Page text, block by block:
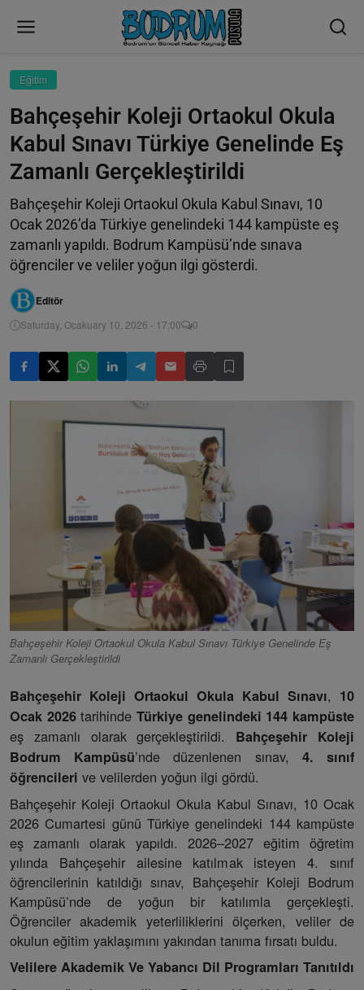
Eğitim
Bahçeşehir Koleji Ortaokul Okula
Kabul Sınavı Türkiye Genelinde Eş
Zamanlı Gerçekleştirildi
Bahçeşehir Koleji Ortaokul Okula Kabul Sınavı, 10
Ocak 2026’da Türkiye genelindeki 144 kampüste eş
zamanlı yapıldı. Bodrum Kampüsü’nde sınava
öğrenciler ve veliler yoğun ilgi gösterdi.
Editör
Saturday, Ocakuary 10, 2026 - 17:00 0
Bahçeşehir Koleji Ortaokul Okula Kabul Sınavı Türkiye Genelinde Eş
Zamanlı Gerçekleştirildi
Bahçeşehir Koleji Ortaokul Okula Kabul Sınavı, 10
Ocak 2026tarihindeTürkiye genelindeki 144 kampüste
eş zamanlı olarak gerçekleştirildi. Bahçeşehir Koleji
Bodrum Kampüsü’nde düzenlenen sınav, 4. sınıf
öğrencileri ve velilerden yoğun ilgi gördü.
Bahçeşehir Koleji Ortaokul Okula Kabul Sınavı, 10 Ocak
2026 Cumartesi günü Türkiye genelindeki 144 kampüste
eş zamanlı olarak yapıldı. 2026–2027 eğitim öğretim
yılında Bahçeşehir ailesine katılmak isteyen 4. sınıf
öğrencilerinin katıldığı sınav, Bahçeşehir Koleji Bodrum
Kampüsü’nde de yoğun bir katılımla gerçekleşti.
Öğrenciler akademik yeterliliklerini ölçerken, veliler de
okulun eğitim yaklaşımını yakından tanıma fırsatı buldu.
Velilere Akademik Ve Yabancı Dil Programları Tanıtıldı